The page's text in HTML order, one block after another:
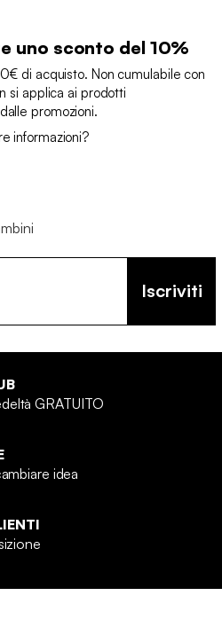
uno sconto del 10%
di acquisto. Non cumulabile con
si applica ai prodotti
promozioni.
informazioni?
Iscriviti
GRATUITO
idea